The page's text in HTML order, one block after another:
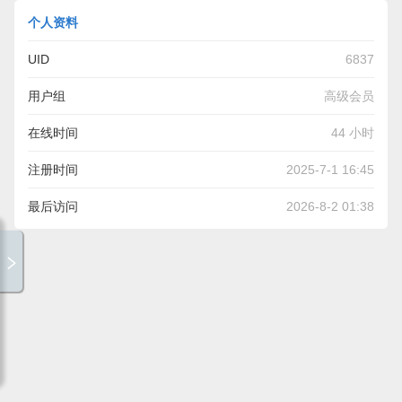
个人资料
UID 6837
用户组 高级会员
在线时间 44 小时
注册时间 2025-7-1 16:45
最后访问 2026-8-2 01:38